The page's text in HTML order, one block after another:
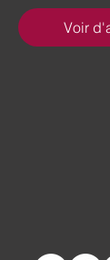
Voir